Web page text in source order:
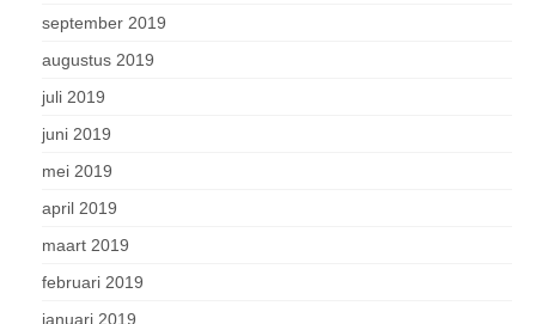
september 2019
augustus 2019
juli 2019
juni 2019
mei 2019
april 2019
maart 2019
februari 2019
januari 2019